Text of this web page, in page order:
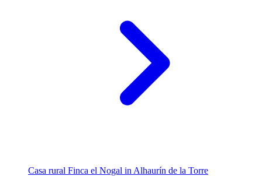
Casa rural Finca el Nogal in Alhaurín de la Torre